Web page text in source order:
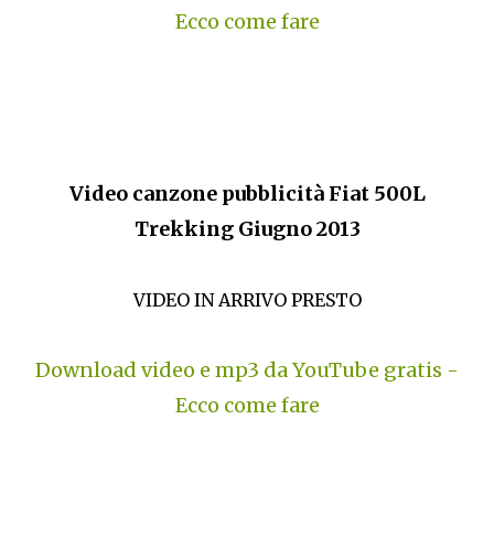
Ecco come fare
Video canzone pubblicità Fiat 500L
Trekking Giugno 2013
VIDEO IN ARRIVO PRESTO
Download video e mp3 da YouTube gratis -
Ecco come fare